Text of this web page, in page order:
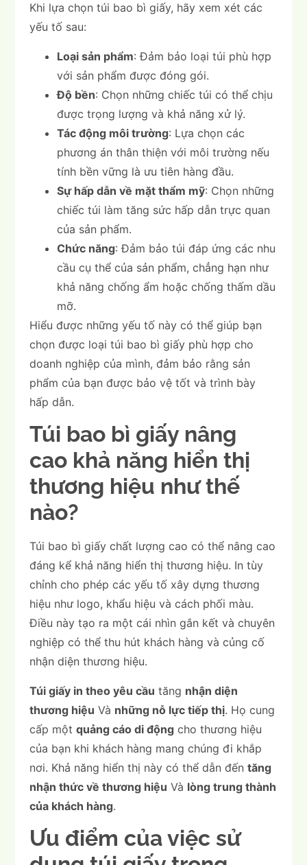
Khi lựa chọn túi bao bì giấy, hãy xem xét các
yếu tố sau:
Loại sản phẩm: Đảm bảo loại túi phù hợp
với sản phẩm được đóng gói.
Độ bền: Chọn những chiếc túi có thể chịu
được trọng lượng và khả năng xử lý.
Tác động môi trường: Lựa chọn các
phương án thân thiện với môi trường nếu
tính bền vững là ưu tiên hàng đầu.
Sự hấp dẫn về mặt thẩm mỹ: Chọn những
chiếc túi làm tăng sức hấp dẫn trực quan
của sản phẩm.
Chức năng: Đảm bảo túi đáp ứng các nhu
cầu cụ thể của sản phẩm, chẳng hạn như
khả năng chống ẩm hoặc chống thấm dầu
mỡ.
Hiểu được những yếu tố này có thể giúp bạn
chọn được loại túi bao bì giấy phù hợp cho
doanh nghiệp của mình, đảm bảo rằng sản
phẩm của bạn được bảo vệ tốt và trình bày
hấp dẫn.
Túi bao bì giấy nâng
cao khả năng hiển thị
thương hiệu như thế
nào?
Túi bao bì giấy chất lượng cao có thể nâng cao
đáng kể khả năng hiển thị thương hiệu. In tùy
chỉnh cho phép các yếu tố xây dựng thương
hiệu như logo, khẩu hiệu và cách phối màu.
Điều này tạo ra một cái nhìn gắn kết và chuyên
nghiệp có thể thu hút khách hàng và củng cố
nhận diện thương hiệu.
Túi giấy in theo yêu cầu tăng nhận diện
thương hiệu Và những nỗ lực tiếp thị. Họ cung
cấp một quảng cáo di độngcho thương hiệu
của bạn khi khách hàng mang chúng đi khắp
nơi. Khả năng hiển thị này có thể dẫn đến tăng
nhận thức về thương hiệu Và lòng trung thành
của khách hàng.
Ưu điểm của việc sử